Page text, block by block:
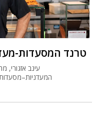
טרנד המסעדות-
עינב אזגורי,